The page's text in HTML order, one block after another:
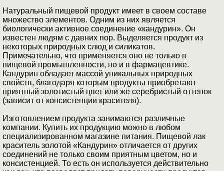
Натуральный пищевой продукт имеет в своем составе
множество элементов. Одним из них является
биологически активное соединение «кандурин». Он
известен людям с давних пор. Выделяется продукт из
некоторых природных слюд и силикатов.
Примечательно, что применяется оно не только в
пищевой промышленности, но и в фармацевтике.
Кандурин обладает массой уникальных природных
свойств, благодаря которым продукты приобретают
приятный золотистый цвет или же серебристый оттенок
(зависит от консистенции красителя).
Изготовлением продукта занимаются различные
компании. Купить их продукцию можно в любом
специализированном магазине питания. Пищевой лак
краситель золотой «Кандурин» отличается от других
соединений не только своим приятным цветом, но и
консистенцией. То есть он используется действительно